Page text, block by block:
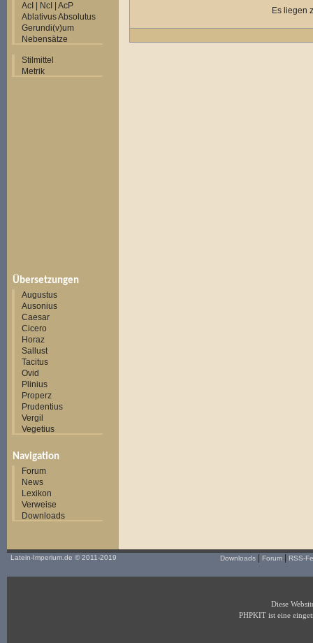
AcI | NcI | AcP
Ablativus Absolutus
Gerundi(v)um
Nebensätze
Stilmittel
Metrik
Übersetzungen
Augustus
Ausonius
Caesar
Cicero
Horaz
Sallust
Tacitus
Ovid
Plinius
Properz
Prudentius
Vergil
Vegetius
Navigation
Forum
News
Lexikon
Verweise
Downloads
Es liegen
Latein-Imperium.de © 2011-2019 Downloads Forum RSS-
Diese
PHPKIT ist eine